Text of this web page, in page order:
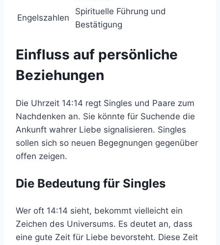
Engelszahlen
Spirituelle Führung und
Bestätigung
Einfluss auf persönliche
Beziehungen
Die Uhrzeit 14:14 regt Singles und Paare zum
Nachdenken an. Sie könnte für Suchende die
Ankunft wahrer Liebe signalisieren. Singles
sollen sich so neuen Begegnungen gegenüber
offen zeigen.
Die Bedeutung für Singles
Wer oft 14:14 sieht, bekommt vielleicht ein
Zeichen des Universums. Es deutet an, dass
eine gute Zeit für Liebe bevorsteht. Diese Zeit